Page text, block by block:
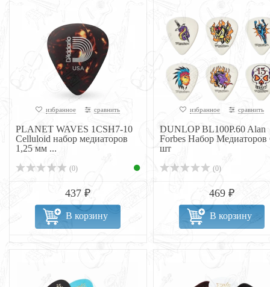
избранное сравнить
PLANET WAVES 1CSH7-10
Celluloid набор медиаторов
1,25 мм ...
(0)
437 ₽
В корзину
избранное сравнить
DUNLOP BL100P.60 Alan
Forbes Набор Медиаторов
шт
(0)
469 ₽
В корзину